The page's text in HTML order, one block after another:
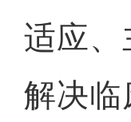
适应
解决